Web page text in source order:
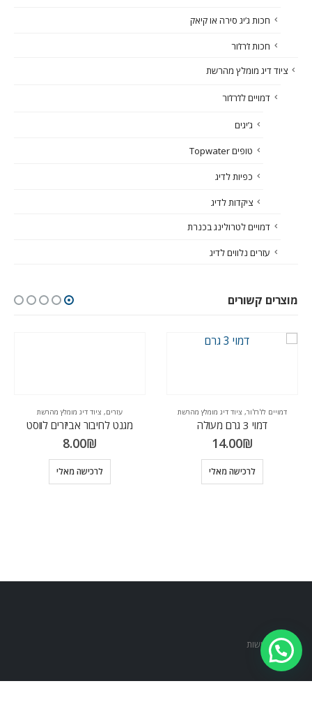
חכות ג’יג סירה או קיאק
חכות ז’רז’ור
ציוד דיג מומלץ מהרשת
דמויים לז’רז’ור
ג’יגים
טופים Topwater
כפיות לדיג
ציקדות לדיג
דמויים לטרולינג בכנרת
עזרים נלווים לדיג
מוצרים קשורים
דמויים לז'רז'ור, ציוד דיג מומלץ מהרשת
דמוי 3 גרם מעולה
14.00₪
לרכישה מאלי
עזרים, ציוד דיג מומלץ מהרשת
מגנט לחיבור אביזרים לווסט
8.00₪
לרכישה מאלי
הצהרת נגישות